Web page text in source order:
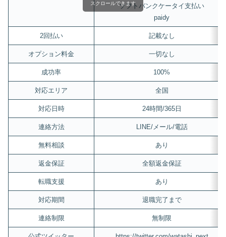
ソフトバンクケータイ支払い
paidy
2回払い 記載なし
オプション料金 一切なし
成功率 100%
対応エリア 全国
対応日時 24時間/365日
連絡方法 LINE/メール/電話
無料相談 あり
返金保証 全額返金保証
転職支援 あり
対応期間 退職完了まで
連絡制限 無制限
スクロールできます